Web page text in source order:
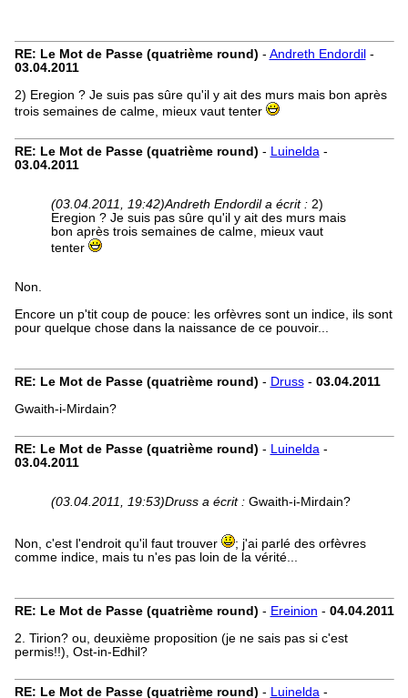
RE: Le Mot de Passe (quatrième round) - Andreth Endordil -
03.04.2011
2) Eregion ? Je suis pas sûre qu'il y ait des murs mais bon après
trois semaines de calme, mieux vaut tenter
RE: Le Mot de Passe (quatrième round) - Luinelda-
03.04.2011
(03.04.2011, 19:42)Andreth Endordil a écrit : 2)
Eregion ? Je suis pas sûre qu'il y ait des murs mais
bon après trois semaines de calme, mieux vaut
tenter
Non.
Encore un p'tit coup de pouce: les orfèvres sont un indice, ils sont
pour quelque chose dans la naissance de ce pouvoir...
RE: Le Mot de Passe (quatrième round) - Druss- 03.04.2011
Gwaith-i-Mirdain?
RE: Le Mot de Passe (quatrième round) - Luinelda-
03.04.2011
(03.04.2011, 19:53)Druss a écrit : Gwaith-i-Mirdain?
Non, c'est l'endroit qu'il faut trouver
; j'ai parlé des orfèvres
comme indice, mais tu n'es pas loin de la vérité...
RE: Le Mot de Passe (quatrième round) - Ereinion - 04.04.2011
2. Tirion? ou, deuxième proposition (je ne sais pas si c'est
permis!!), Ost-in-Edhil?
RE: Le Mot de Passe (quatrième round) - Luinelda-